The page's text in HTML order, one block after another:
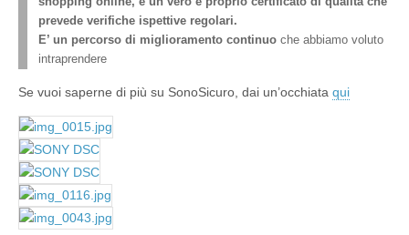
prevede verifiche ispettive regolari.
E’ un percorso di miglioramento continuo che abbiamo voluto
intraprendere
Se vuoi saperne di più su SonoSicuro, dai un’occhiata qui